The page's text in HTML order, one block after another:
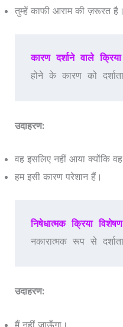
तुम्हें काफी आराम की ज़रूरत है।
कारण दर्शाने वाले
होने के कारण को
उदाहरण:
वह इसलिए नहीं आया क्योंकि वह
हम इसी कारण परेशान हैं।
निषेधात्मक क्रिया
नकारात्मक रूप से
उदाहरण:
मैं नहीं जाऊँगा।